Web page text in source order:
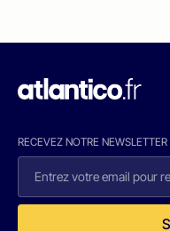
RECEVEZ NOTRE NEWSLETTER